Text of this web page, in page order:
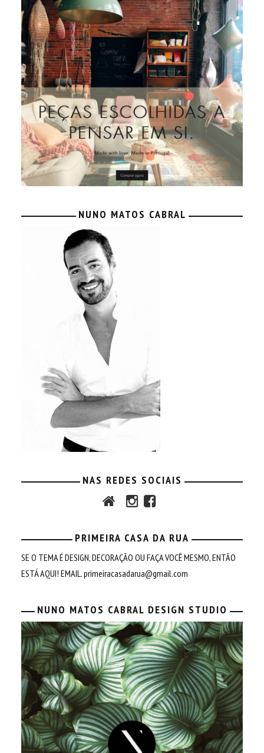
NUNO MATOS CABRAL
NAS REDES SOCIAIS
PRIMEIRA CASA DA RUA
SE O TEMA É DESIGN, DECORAÇÃO OU FAÇA VOCÊ MESMO, ENTÃO
ESTÁ AQUI! EMAIL.primeiracasadarua@gmail.com
NUNO MATOS CABRAL DESIGN STUDIO